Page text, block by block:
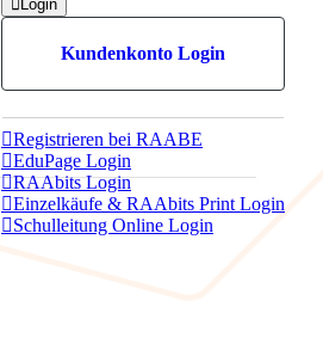
Login
Kundenkonto Login
Registrieren bei RAABE
EduPage Login
RAAbits Login
Einzelkäufe & RAAbits Print Login
Schulleitung Online Login